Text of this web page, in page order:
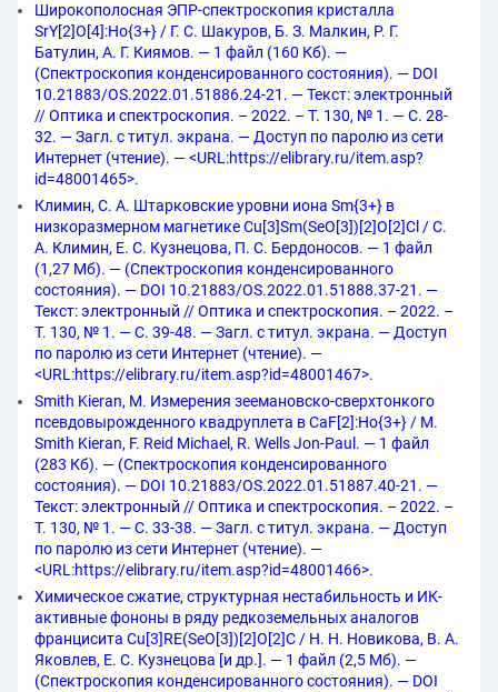
Широкополосная ЭПР-спектроскопия кристалла
SrY[2]O[4]:Ho{3+} / Г. С. Шакуров, Б. З. Малкин, Р. Г.
Батулин, А. Г. Киямов. — 1 файл (160 Кб). —
(Спектроскопия конденсированного состояния). — DOI
10.21883/OS.2022.01.51886.24-21. — Текст: электронный
// Оптика и спектроскопия. – 2022. – Т. 130, № 1. — С. 28-
32. — Загл. с титул. экрана. — Доступ по паролю из сети
Интернет (чтение). — <URL:https://elibrary.ru/item.asp?
id=48001465>.
Климин, С. А. Штарковские уровни иона Sm{3+} в
низкоразмерном магнетике Cu[3]Sm(SeO[3])[2]O[2]Cl / С.
А. Климин, Е. С. Кузнецова, П. С. Бердоносов. — 1 файл
(1,27 Мб). — (Спектроскопия конденсированного
состояния). — DOI 10.21883/OS.2022.01.51888.37-21. —
Текст: электронный // Оптика и спектроскопия. – 2022. –
Т. 130, № 1. — С. 39-48. — Загл. с титул. экрана. — Доступ
по паролю из сети Интернет (чтение). —
<URL:https://elibrary.ru/item.asp?id=48001467>.
Smith Kieran, M. Измерения зеемановско-сверхтонкого
псевдовырожденного квадруплета в CaF[2]:Ho{3+} / M.
Smith Kieran, F. Reid Michael, R. Wells Jon-Paul. — 1 файл
(283 Кб). — (Спектроскопия конденсированного
состояния). — DOI 10.21883/OS.2022.01.51887.40-21. —
Текст: электронный // Оптика и спектроскопия. – 2022. –
Т. 130, № 1. — С. 33-38. — Загл. с титул. экрана. — Доступ
по паролю из сети Интернет (чтение). —
<URL:https://elibrary.ru/item.asp?id=48001466>.
Химическое сжатие, структурная нестабильность и ИК-
активные фононы в ряду редкоземельных аналогов
францисита Cu[3]RE(SeO[3])[2]O[2]C / Н. Н. Новикова, В. А.
Яковлев, Е. С. Кузнецова [и др.]. — 1 файл (2,5 Мб). —
(Спектроскопия конденсированного состояния). — DOI